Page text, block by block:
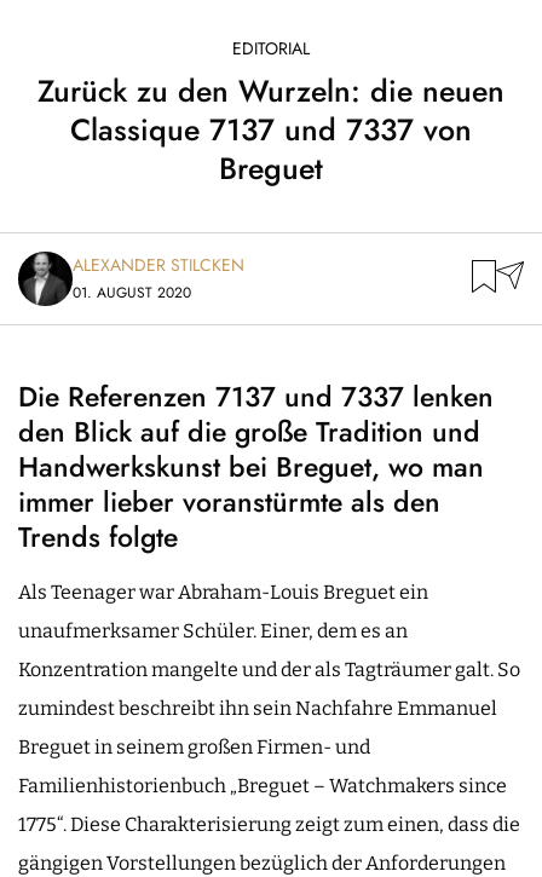
EDITORIAL
Zurück zu den Wurzeln: die neuen
Classique 7137 und 7337 von
Breguet
ALEXANDER STILCKEN
01. AUGUST 2020
Die Referenzen 7137 und 7337 lenken
den Blick auf die große Tradition und
Handwerkskunst bei Breguet, wo man
immer lieber voranstürmte als den
Trends folgte
Als Teenager war Abraham-Louis Breguet ein
unaufmerksamer Schüler. Einer, dem es an
Konzentration mangelte und der als Tagträumer galt. So
zumindest beschreibt ihn sein Nachfahre Emmanuel
Breguet in seinem großen Firmen- und
Familienhistorienbuch „Breguet – Watchmakers since
1775“. Diese Charakterisierung zeigt zum einen, dass die
gängigen Vorstellungen bezüglich der Anforderungen